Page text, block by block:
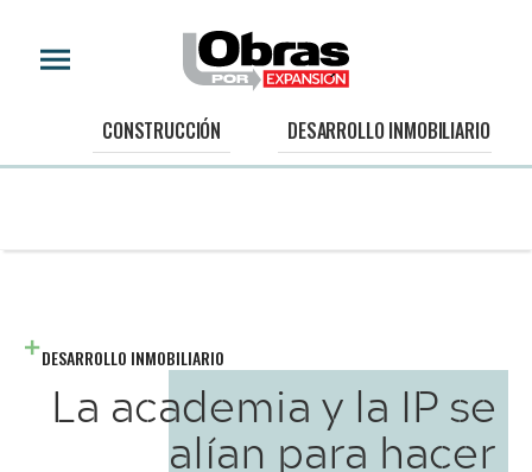
CONSTRUCCIÓN DESARROLLO INMOBILIARIO
DESARROLLO INMOBILIARIO
La academia y la IP se
alían para hacer